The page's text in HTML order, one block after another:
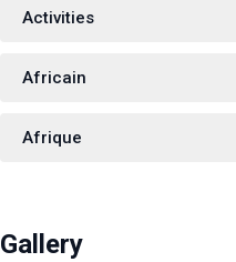
Activities
Africain
Afrique
Gallery